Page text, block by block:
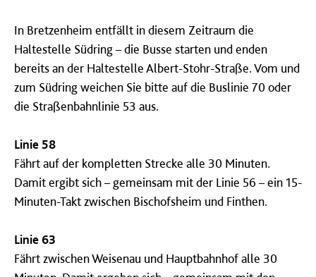
In Bretzenheim entfällt in diesem Zeitraum die
Haltestelle Südring – die Busse starten und enden
bereits an der Haltestelle Albert-Stohr-Straße. Vom und
zum Südring weichen Sie bitte auf die Buslinie 70 oder
die Straßenbahnlinie 53 aus.
Linie 58
Fährt auf der kompletten Strecke alle 30 Minuten.
Damit ergibt sich – gemeinsam mit der Linie 56 – ein 15-
Minuten-Takt zwischen Bischofsheim und Finthen.
Linie 63
Fährt zwischen Weisenau und Hauptbahnhof alle 30